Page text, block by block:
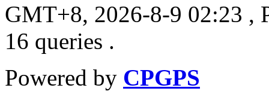
GMT+8, 2026-8-9 02:23 ,
16 queries .
Powered by CPGPS